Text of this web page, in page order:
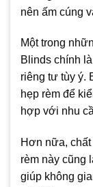
nên ấm cúng
Một trong
Blinds chính
riêng tư tùy ý.
hẹp rèm để
hợp với nhu
Hơn nữa,
rèm này cũng
giúp không